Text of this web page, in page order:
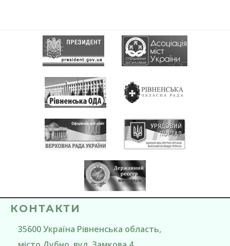
КОНТАКТИ
35600Україна Рівненська область,